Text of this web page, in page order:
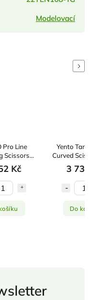
Modelovací
Pro Line
Scissors
18 cm /
teethKč
Yento
Curved
- 7"
3 736
Do
Next